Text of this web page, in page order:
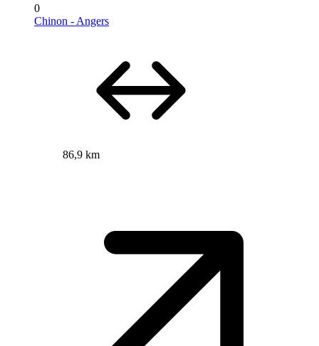
0
Chinon - Angers
86,9 km